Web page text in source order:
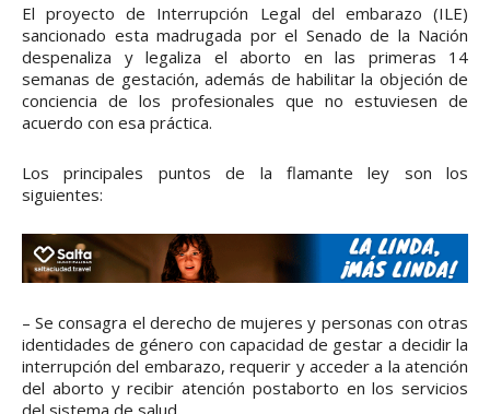
El proyecto de Interrupción Legal del embarazo (ILE)
sancionado esta madrugada por el Senado de la Nación
despenaliza y legaliza el aborto en las primeras 14
semanas de gestación, además de habilitar la objeción de
conciencia de los profesionales que no estuviesen de
acuerdo con esa práctica.
Los principales puntos de la flamante ley son los
siguientes:
– Se consagra el derecho de mujeres y personas con otras
identidades de género con capacidad de gestar a decidir la
interrupción del embarazo, requerir y acceder a la atención
del aborto y recibir atención postaborto en los servicios